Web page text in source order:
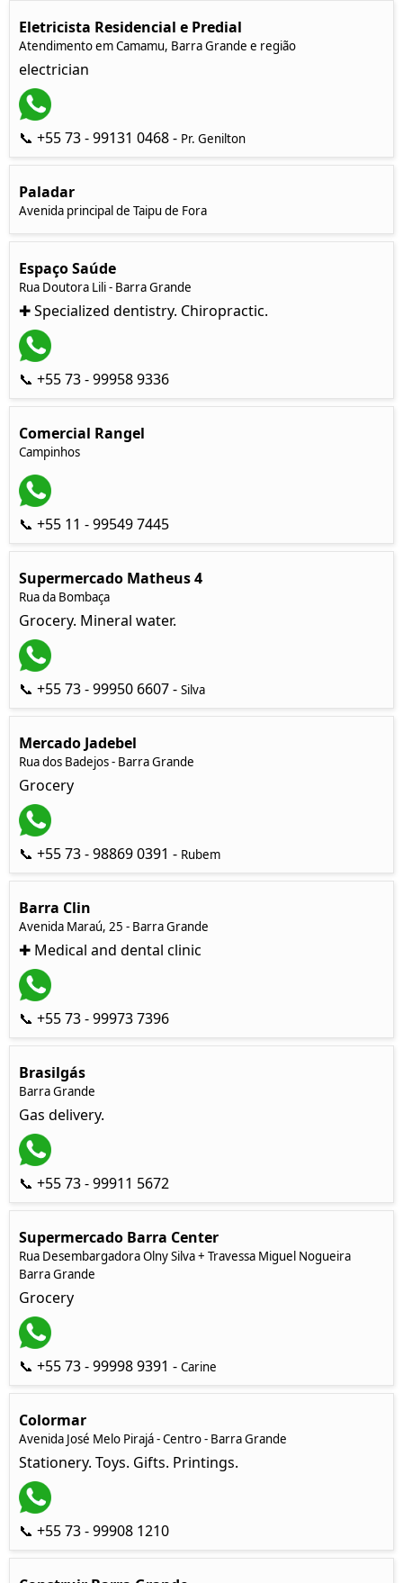
Eletricista Residencial e Predial
Atendimento em Camamu, Barra Grande e região
electrician
📞 +55 73 - 99131 0468 - Pr. Genilton
Paladar
Avenida principal de Taipu de Fora
Espaço Saúde
Rua Doutora Lili - Barra Grande
✚ Specialized dentistry. Chiropractic.
📞 +55 73 - 99958 9336
Comercial Rangel
Campinhos
📞 +55 11 - 99549 7445
Supermercado Matheus 4
Rua da Bombaça
Grocery. Mineral water.
📞 +55 73 - 99950 6607 - Silva
Mercado Jadebel
Rua dos Badejos - Barra Grande
Grocery
📞 +55 73 - 98869 0391 - Rubem
Barra Clin
Avenida Maraú, 25 - Barra Grande
✚ Medical and dental clinic
📞 +55 73 - 99973 7396
Brasilgás
Barra Grande
Gas delivery.
📞 +55 73 - 99911 5672
Supermercado Barra Center
Rua Desembargadora Olny Silva + Travessa Miguel Nogueira
Barra Grande
Grocery
📞 +55 73 - 99998 9391 - Carine
Colormar
Avenida José Melo Pirajá - Centro - Barra Grande
Stationery. Toys. Gifts. Printings.
📞 +55 73 - 99908 1210